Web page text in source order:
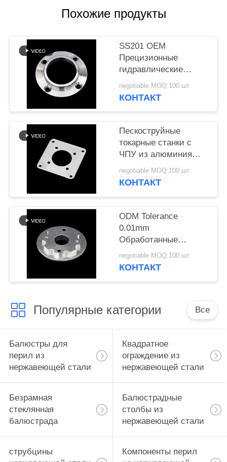
Похожие продукты
SS201 OEM
Прецизионные
гидравлические
детали для станков с
ЧПУ
negotiable MOQ:100 шт.
КОНТАКТ
Пескоструйные
токарные станки с
ЧПУ из алюминия
AL5052
negotiable MOQ:100 шт.
КОНТАКТ
ODM Tolerance
0.01mm
Обработанные
титановые детали
CNC-обработка
negotiable MOQ:100 шт.
КОНТАКТ
Популярные категории Все
Балюстры для
перил из
нержавеющей стали
Квадратное
ограждение из
нержавеющей стали
Безрамная
стеклянная
балюстрада
Балюстрадные
столбы из
нержавеющей стали
струбцины
Компоненты перил